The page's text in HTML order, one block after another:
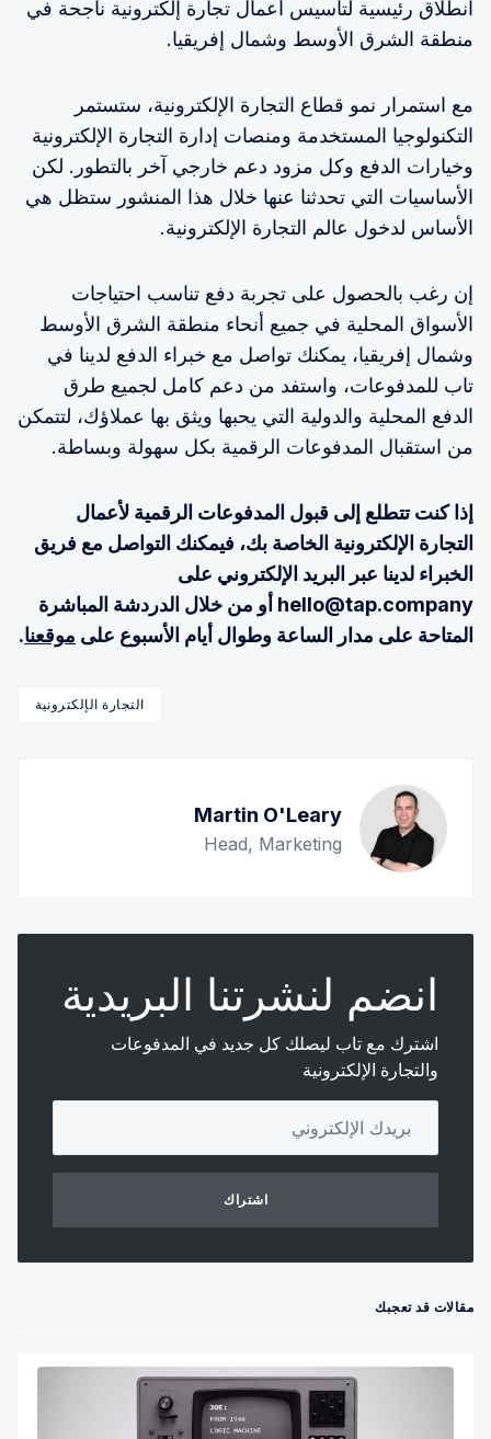
انطلاق رئيسية لتأسيس أعمال تجارة إلكترونية ناجحة في
منطقة الشرق الأوسط وشمال إفريقيا.
مع استمرار نمو قطاع التجارة الإلكترونية، ستستمر
التكنولوجيا المستخدمة ومنصات إدارة التجارة الإلكترونية
وخيارات الدفع وكل مزود دعم خارجي آخر بالتطور. لكن
الأساسيات التي تحدثنا عنها خلال هذا المنشور ستظل هي
الأساس لدخول عالم التجارة الإلكترونية.
إن رغب بالحصول على تجربة دفع تناسب احتياجات
الأسواق المحلية في جميع أنحاء منطقة الشرق الأوسط
وشمال إفريقيا، يمكنك تواصل مع خبراء الدفع لدينا في
تاب للمدفوعات، واستفد من دعم كامل لجميع طرق
الدفع المحلية والدولية التي يحبها ويثق بها عملاؤك، لتتمكن
من استقبال المدفوعات الرقمية بكل سهولة وبساطة.
إذا كنت تتطلع إلى قبول المدفوعات الرقمية لأعمال
التجارة الإلكترونية الخاصة بك، فيمكنك التواصل مع فريق
الخبراء لدينا عبر البريد الإلكتروني على
hello@tap.company أو من خلال الدردشة المباشرة
المتاحة على مدار الساعة وطوال أيام الأسبوع على موقعنا.
التجارة الإلكترونية
Martin O'Leary
Head, Marketing
انضم لنشرتنا البريدية
اشترك مع تاب ليصلك كل جديد في المدفوعات
والتجارة الإلكترونية
اشتراك
مقالات قد تعجبك